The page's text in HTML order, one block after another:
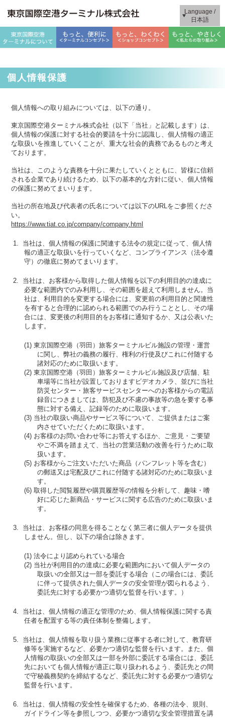
Language /
日本語
個人情報保護
個人情報への取り組みについては、以下の通り。
東京国際空港ターミナル株式会社（以下「当社」と記載します）は、
個人情報の保護に対する社会的要請を十分に認識し、個人情報の適正
な取扱いを推進していくことが、重大な社会的責務であるものと考え
ております。
当社は、このような責務を十分に果たしていくとともに、皆様に信頼
される企業であり続けるため、以下の基本的な方針に従い、個人情報
の保護に努めてまいります。
当社の所在地及び代表者の氏名については以下のURLをご参照くださ
い。
https://www.tiat.co.jp/company/company.html
1. 当社は、個人情報の保護に関連する法令の規定に従って、個人情
報の適正な取扱いを行っていくなど、コンプライアンス（法令遵
守）の徹底に努めてまいります。
2. 当社は、お客様から取得した個人情報を以下の利用目的の達成に
必要な範囲内でのみ利用し、その範囲を超えて利用しません。当
社は、利用目的を変更する場合には、変更前の利用目的と関連性
を有すると合理的に認められる範囲でのみ行うこととし、その場
合には、変更後の利用目的をお客様に通知するか、又は公表いた
します。
(1) 東京国際空港（羽田）旅客ターミナルビル施設の管理・運営
に関し、弊社の義務の履行、権利の行使及びこれに付随する
諸対応のために取扱います。
(2) 東京国際空港（羽田）旅客ターミナルビル施設及び店舗、駐
車場等に当社が設置しておりますビデオカメラ、並びに当社
防災センター・旅客サービスセンターへのお客様からの電話
録音につきましては、防犯及び不慮の事故等の急を要する事
態に対する備え、記録等のために取扱います。
(3) 当社の取扱い商品やサービス等について、ご提供またはご案
内させていただくために取扱います。
(4) お客様のお問い合わせ等にお答えするほか、ご意見・ご要望
やご不満を踏まえて、当社の営業活動の改善を行うために取
扱います。
(5) お客様からご注文いただいた商品（パンフレット等を含む）
の郵送又は宅配及びこれに付随する諸対応のために取扱いま
す。
(6) 取得した閲覧履歴や購買履歴等の情報を分析して、趣味・嗜
好に応じた新商品・サービスに関する広告のために取扱いま
す。
3. 当社は、お客様の同意を得ることなく第三者に個人データを提供
しません。但し、以下の場合は除きます。
(1) 法令により認められている場合
(2) 当社が利用目的の達成に必要な範囲内において個人データの
取扱いの全部又は一部を委託する場合（この場合には、委託
に伴って提供された個人データの安全管理が図られるよう、
委託先に対する必要かつ適切な監督を行います。）
4. 当社は、個人情報の適正な管理のため、個人情報保護に関する責
任者を配置する等の責任体制を整備します。
5. 当社は、個人情報を取り扱う業務に従事する者に対して、教育研
修等を実施するなど、必要かつ適切な監督を行います。また、個
人情報の取扱いの全部又は一部を外部に委託する場合には、委託
先においても個人情報が適正に取り扱われるよう、委託先との間
で守秘義務契約を締結するなど、委託先に対する必要かつ適切な
監督を行います。
6. 当社は、個人情報の安全性を確保するため、各種の法令、規則、
ガイドライン等を参照しつつ、必要かつ適切な安全管理措置を講